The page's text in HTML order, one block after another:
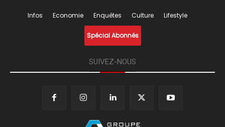
Infos Economie Enquêtes Culture Lifestyle
Spécial Abonnés
SUIVEZ-NOUS